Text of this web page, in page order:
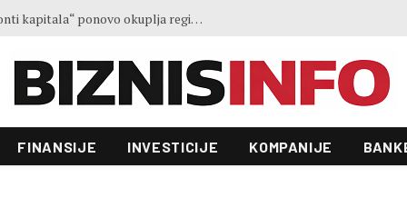
Ministar Forto: Profesionalni vozači ne mogu više čekati – Evropskoj komisiji ponudili smo provodivo rješenje
FINANSIJE INVESTICIJE KOMPANIJE